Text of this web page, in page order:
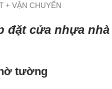
+ VẬN CHUYỂN
đặt cửa nhựa nhà
tường